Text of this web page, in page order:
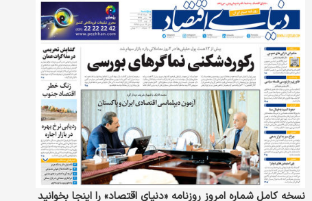
نسخه کامل شماره امروز روزنامه «دنیای‌ اقتصاد» را اینجا بخوانید